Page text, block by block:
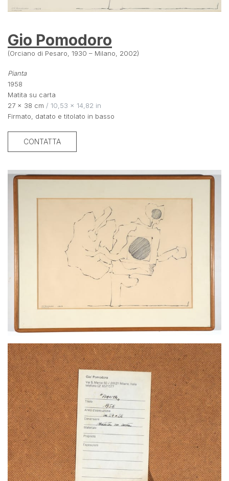
Gio Pomodoro
(Orciano di Pesaro, 1930 – Milano, 2002)
Pianta
1958
Matita su carta
27 × 38 cm / 10,53 × 14,82 in
Firmato, datato e titolato in basso
CONTATTA